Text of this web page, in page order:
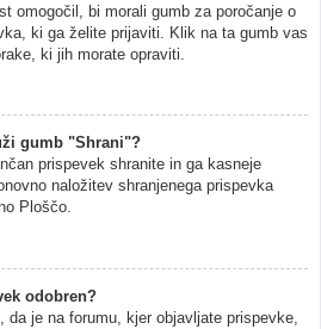
omogočil, bi morali gumb za poročanje o
ki ga želite prijaviti. Klik na ta gumb vas
ki jih morate opraviti.
gumb "Shrani"?
prispevek shranite in ga kasneje
naložitev shranjenega prispevka
Ploščo.
odobren?
da je na forumu, kjer objavljate prispevke,